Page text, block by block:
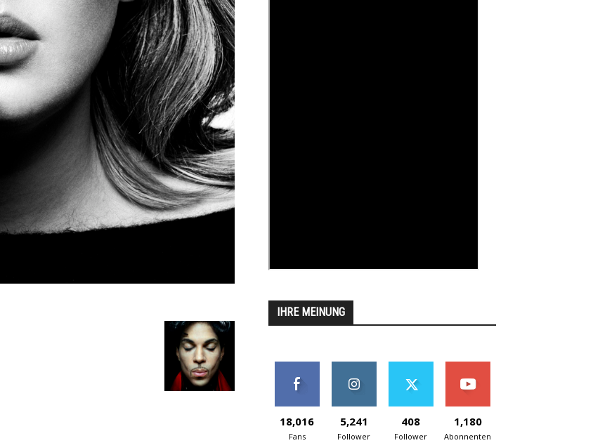
IHRE MEINUNG
18,016
Fans
5,241
Follower
408
Follower
1,180
Abonnenten